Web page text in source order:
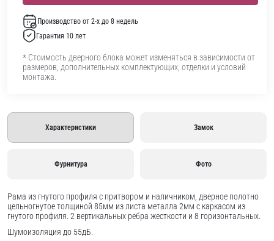
Производство от 2-х до 8 недель
Гарантия 10 лет
* Стоимость дверного блока может изменяться в зависимости от
размеров, дополнительных комплектующих, отделки и условий
монтажа.
Характеристики Замок
Фурнитура Фото
Рама из гнутого профиля с притвором и наличником, дверное полотно
цельногнутое толщиной 85мм из листа металла 2мм c каркасом из
гнутого профиля. 2 вертикальных ребра жесткости и 8 горизонтальных.
Шумоизоляция до 55дБ.